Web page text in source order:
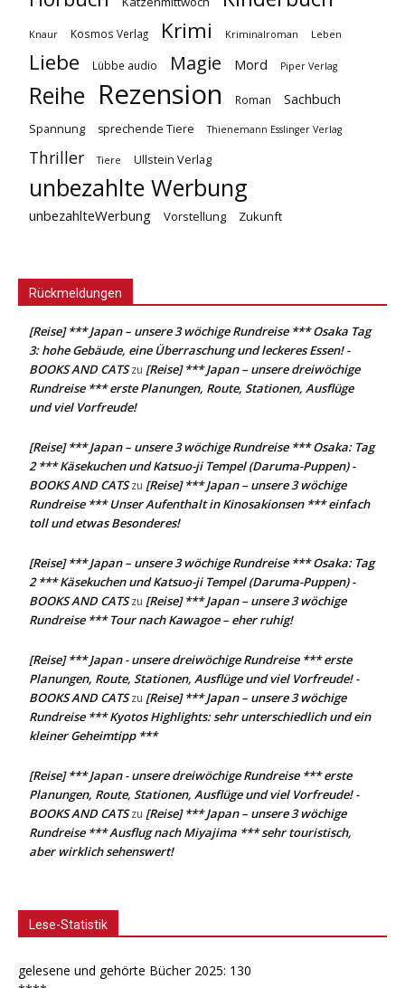
Knaur Kosmos Verlag Krimi Kriminalroman Leben
Liebe Lübbe audio Magie Mord Piper Verlag
Reihe Rezension Roman Sachbuch
Spannung sprechende Tiere Thienemann Esslinger Verlag
Thriller Tiere Ullstein Verlag
unbezahlte Werbung
unbezahlteWerbung Vorstellung Zukunft
Rückmeldungen
[Reise] *** Japan – unsere 3 wöchige Rundreise *** Osaka Tag
3: hohe Gebäude, eine Überraschung und leckeres Essen! -
BOOKS AND CATSzu [Reise] *** Japan – unsere dreiwöchige
Rundreise *** erste Planungen, Route, Stationen, Ausflüge
und viel Vorfreude!
[Reise] *** Japan – unsere 3 wöchige Rundreise *** Osaka: Tag
2 *** Käsekuchen und Katsuo-ji Tempel (Daruma-Puppen) -
BOOKS AND CATSzu [Reise] *** Japan – unsere 3 wöchige
Rundreise *** Unser Aufenthalt in Kinosakionsen *** einfach
toll und etwas Besonderes!
[Reise] *** Japan – unsere 3 wöchige Rundreise *** Osaka: Tag
2 *** Käsekuchen und Katsuo-ji Tempel (Daruma-Puppen) -
BOOKS AND CATSzu [Reise] *** Japan – unsere 3 wöchige
Rundreise *** Tour nach Kawagoe – eher ruhig!
[Reise] *** Japan - unsere dreiwöchige Rundreise *** erste
Planungen, Route, Stationen, Ausflüge und viel Vorfreude! -
BOOKS AND CATSzu [Reise] *** Japan – unsere 3 wöchige
Rundreise *** Kyotos Highlights: sehr unterschiedlich und ein
kleiner Geheimtipp ***
[Reise] *** Japan - unsere dreiwöchige Rundreise *** erste
Planungen, Route, Stationen, Ausflüge und viel Vorfreude! -
BOOKS AND CATSzu [Reise] *** Japan – unsere 3 wöchige
Rundreise *** Ausflug nach Miyajima *** sehr touristisch,
aber wirklich sehenswert!
Lese-Statistik
gelesene und gehörte Bücher 2025: 130